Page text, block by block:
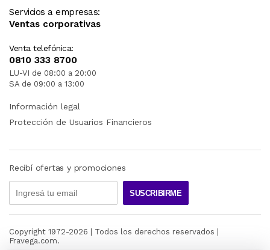
Servicios a empresas:
Ventas corporativas
Venta telefónica:
0810 333 8700
LU-VI de 08:00 a 20:00
SA de 09:00 a 13:00
Información legal
Protección de Usuarios Financieros
Recibí ofertas y promociones
SUSCRIBIRME
Copyright 1972-2026 | Todos los derechos reservados |
Fravega.com.